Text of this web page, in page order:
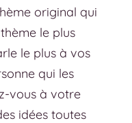
original qui
le plus
le plus à vos
qui les
vous à votre
idées toutes